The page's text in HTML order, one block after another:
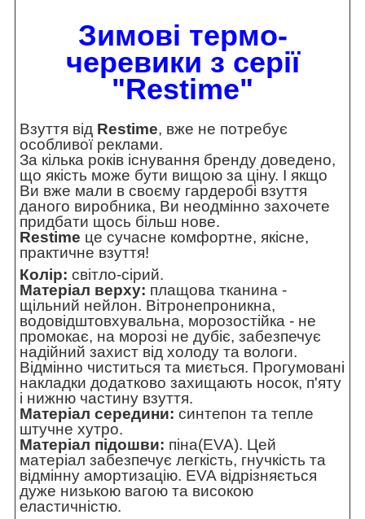
Зимові термо-
черевики з серії
"Restime"
Взуття від Restime, вже не потребує
особливої реклами.
За кілька років існування бренду доведено,
що якість може бути вищою за ціну. І якщо
Ви вже мали в своєму гардеробі взуття
даного виробника, Ви неодмінно захочете
придбати щось більш нове.
Restime це сучасне комфортне, якісне,
практичне взуття!
Колір: світло-сірий.
Матеріал верху: плащова тканина -
щільний нейлон. Вітронепроникна,
водовідштовхувальна, морозостійка - не
промокає, на морозі не дубіє, забезпечує
надійний захист від холоду та вологи.
Відмінно чиститься та миється. Прогумовані
накладки додатково захищають носок, п'яту
і нижню частину взуття.
Матеріал середини: синтепон та тепле
штучне хутро.
Матеріал підошви: піна(EVA). Цей
матеріал забезпечує легкість, гнучкість та
відмінну амортизацію. EVA відрізняється
дуже низькою вагою та високою
еластичністю.